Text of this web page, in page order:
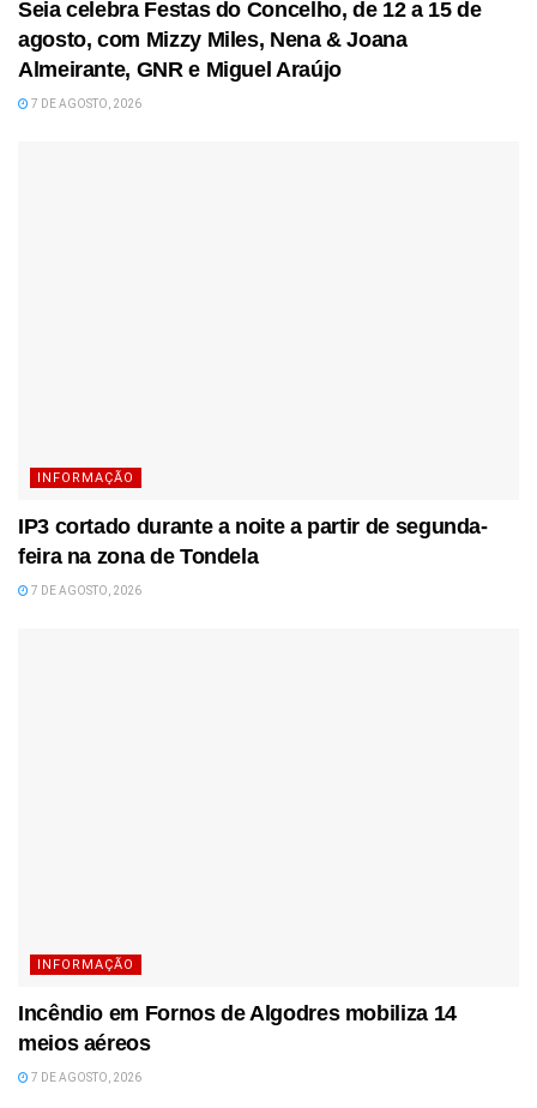
Seia celebra Festas do Concelho, de 12 a 15 de
agosto, com Mizzy Miles, Nena & Joana
Almeirante, GNR e Miguel Araújo
7 DE AGOSTO, 2026
INFORMAÇÃO
IP3 cortado durante a noite a partir de segunda-
feira na zona de Tondela
7 DE AGOSTO, 2026
INFORMAÇÃO
Incêndio em Fornos de Algodres mobiliza 14
meios aéreos
7 DE AGOSTO, 2026